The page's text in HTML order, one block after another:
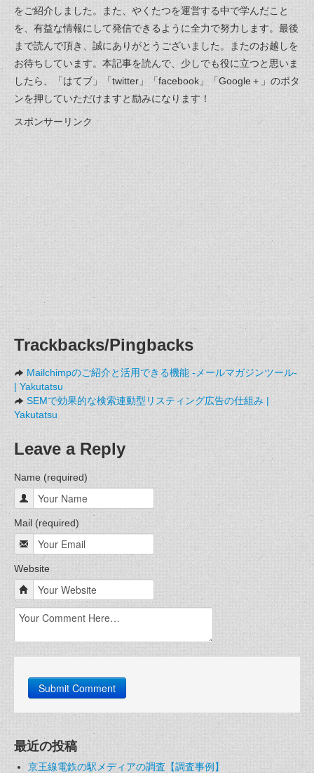
をご紹介しました。また、やくたつを運営する中で学んだこと
を、有益な情報にして発信できるように全力で努力します。最後
まで読んで頂き、誠にありがとうございました。またのお越しを
お待ちしています。本記事を読んで、少しでも役に立つと思いま
したら、「はてブ」「twitter」「facebook」「Google＋」のボタ
ンを押していただけますと励みになります！
スポンサーリンク
Trackbacks/Pingbacks
Mailchimpのご紹介と活用できる機能 -メールマガジンツール-
| Yakutatsu
SEMで効果的な検索連動型リスティング広告の仕組み |
Yakutatsu
Leave a Reply
Name (required)
Mail (required)
Website
最近の投稿
京王線電鉄の駅メディアの調査【調査事例】